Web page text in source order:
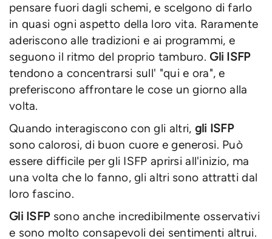
pensare fuori dagli schemi, e scelgono di farlo
in quasi ogni aspetto della loro vita. Raramente
aderiscono alle tradizioni e ai programmi, e
seguono il ritmo del proprio tamburo. Gli ISFP
tendono a concentrarsi sull' "qui e ora", e
preferiscono affrontare le cose un giorno alla
volta.
Quando interagiscono con gli altri, gli ISFP
sono calorosi, di buon cuore e generosi. Può
essere difficile per gli ISFP aprirsi all'inizio, ma
una volta che lo fanno, gli altri sono attratti dal
loro fascino.
Gli ISFP sono anche incredibilmente osservativi
e sono molto consapevoli dei sentimenti altrui.